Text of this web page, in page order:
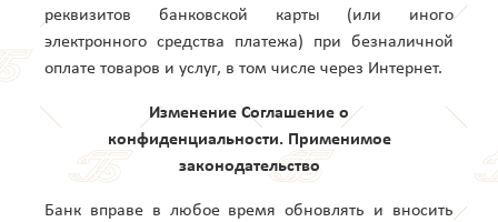
реквизитов банковской карты (или иного
электронного средства платежа) при безналичной
оплате товаров и услуг, в том числе через Интернет.
Изменение Соглашение о
конфиденциальности. Применимое
законодательство
Банк вправе в любое время обновлять и вносить